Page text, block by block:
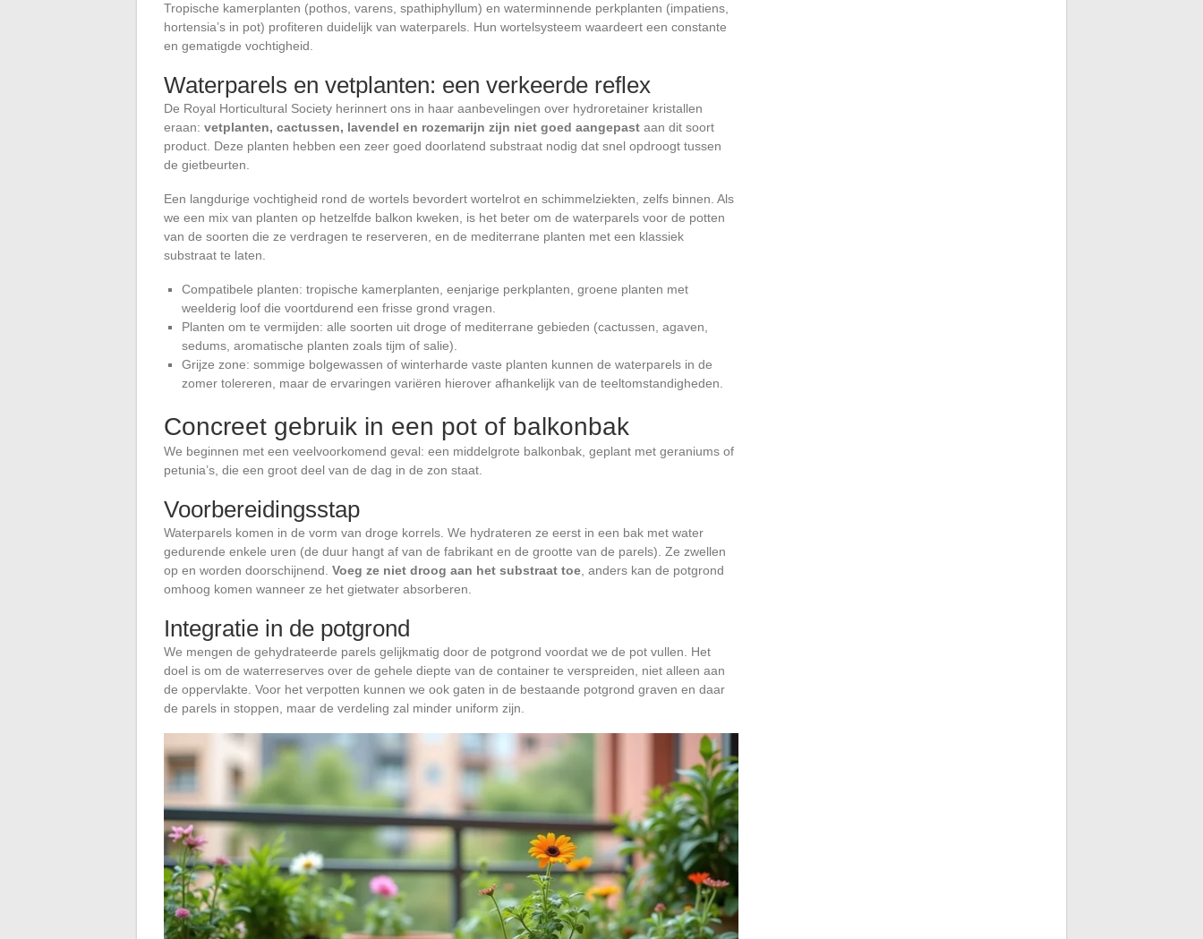
Tropische kamerplanten (pothos, varens, spathiphyllum) en waterminnende perkplanten (impatiens,
hortensia’s in pot) profiteren duidelijk van waterparels. Hun wortelsysteem waardeert een constante
en gematigde vochtigheid.
Waterparels en vetplanten: een verkeerde reflex
De Royal Horticultural Society herinnert ons in haar aanbevelingen over hydroretainer kristallen
eraan: vetplanten, cactussen, lavendel en rozemarijn zijn niet goed aangepast aan dit soort
product. Deze planten hebben een zeer goed doorlatend substraat nodig dat snel opdroogt tussen
de gietbeurten.
Een langdurige vochtigheid rond de wortels bevordert wortelrot en schimmelziekten, zelfs binnen. Als
we een mix van planten op hetzelfde balkon kweken, is het beter om de waterparels voor de potten
van de soorten die ze verdragen te reserveren, en de mediterrane planten met een klassiek
substraat te laten.
Compatibele planten: tropische kamerplanten, eenjarige perkplanten, groene planten met
weelderig loof die voortdurend een frisse grond vragen.
Planten om te vermijden: alle soorten uit droge of mediterrane gebieden (cactussen, agaven,
sedums, aromatische planten zoals tijm of salie).
Grijze zone: sommige bolgewassen of winterharde vaste planten kunnen de waterparels in de
zomer tolereren, maar de ervaringen variëren hierover afhankelijk van de teeltomstandigheden.
Concreet gebruik in een pot of balkonbak
We beginnen met een veelvoorkomend geval: een middelgrote balkonbak, geplant met geraniums of
petunia’s, die een groot deel van de dag in de zon staat.
Voorbereidingsstap
Waterparels komen in de vorm van droge korrels. We hydrateren ze eerst in een bak met water
gedurende enkele uren (de duur hangt af van de fabrikant en de grootte van de parels). Ze zwellen
op en worden doorschijnend. Voeg ze niet droog aan het substraat toe, anders kan de potgrond
omhoog komen wanneer ze het gietwater absorberen.
Integratie in de potgrond
We mengen de gehydrateerde parels gelijkmatig door de potgrond voordat we de pot vullen. Het
doel is om de waterreserves over de gehele diepte van de container te verspreiden, niet alleen aan
de oppervlakte. Voor het verpotten kunnen we ook gaten in de bestaande potgrond graven en daar
de parels in stoppen, maar de verdeling zal minder uniform zijn.